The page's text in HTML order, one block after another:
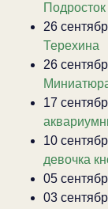
26
Терехина
26
17
10
девочка
05
03